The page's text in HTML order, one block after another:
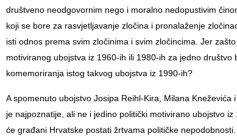
društveno neodgovornim nego i moralno nedopustivim
koji se bore za rasvjetljavanje zločina i pronalaženje
isti odnos prema svim zločinima i svim zločincima. Jer
motiviranog ubojstva iz 1960-ih ili 1980-ih za jedno društvo
komemoriranja istog takvog ubojstva iz 1990-ih?
A spomenuto ubojstvo Josipa Reihl-Kira, Milana Kneževića
je najpoznatije, ali ne i jedino politički motivirano ubojstvo
će građani Hrvatske postati žrtvama političke